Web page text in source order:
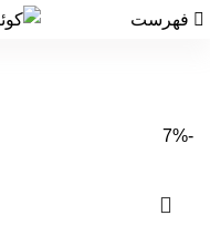
فهرست
-7%